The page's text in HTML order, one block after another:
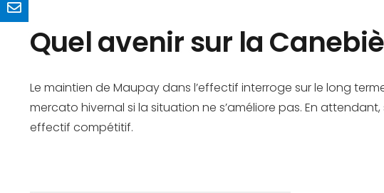
Quel avenir sur la
Le maintien de Maupay dans l’effectif interroge sur le long
mercato hivernal si la situation ne s’améliore pas. En
effectif compétitif.